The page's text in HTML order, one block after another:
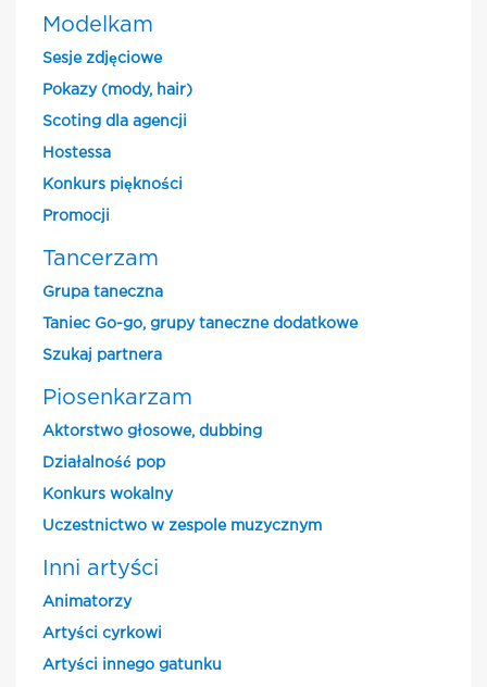
Modelkam
Sesje zdjęciowe
Pokazy (mody, hair)
Scoting dla agencji
Hostessa
Konkurs piękności
Promocji
Tancerzam
Grupa taneczna
Taniec Go-go, grupy taneczne dodatkowe
Szukaj partnera
Piosenkarzam
Aktorstwo głosowe, dubbing
Działalność pop
Konkurs wokalny
Uczestnictwo w zespole muzycznym
Inni artyści
Animatorzy
Artyści cyrkowi
Artyści innego gatunku